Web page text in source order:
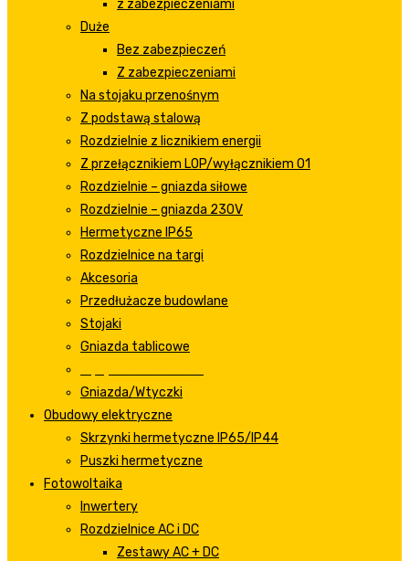
z zabezpieczeniami
Duże
Bez zabezpieczeń
Z zabezpieczeniami
Na stojaku przenośnym
Z podstawą stalową
Rozdzielnie z licznikiem energii
Z przełącznikiem LOP/wyłącznikiem 01
Rozdzielnie – gniazda siłowe
Rozdzielnie – gniazda 230V
Hermetyczne IP65
Rozdzielnice na targi
Akcesoria
Przedłużacze budowlane
Stojaki
Gniazda tablicowe
Gniazda/Wtyczki
Obudowy elektryczne
Skrzynki hermetyczne IP65/IP44
Puszki hermetyczne
Fotowoltaika
Inwertery
Rozdzielnice AC i DC
Zestawy AC + DC